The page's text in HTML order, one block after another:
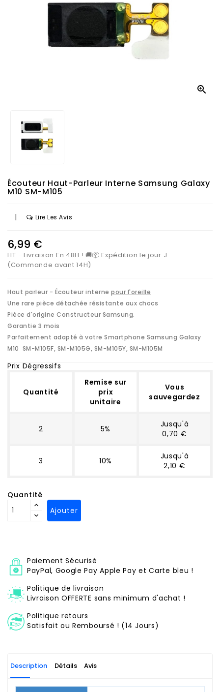

Écouteur Haut-Parleur Interne Samsung Galaxy
M10 SM-M105
| Lire Les Avis
6,99 €
HT
Livraison En 48H ! 🚚📦 Expédition le jour J
(Commande avant 14H)
Haut parleur - Écouteur interne pour l'oreille
Une rare pièce détachée résistante aux chocs
Pièce d'origine Constructeur Samsung.
Garantie 3 mois
Parfaitement adapté à votre Smartphone Samsung Galaxy
M10 SM-M105F, SM-M105G, SM-M105Y, SM-M105M
Prix Dégressifs
Quantité
Remise sur
prix
unitaire
Vous
sauvegardez
2 5%
Jusqu'à
0,70 €
3 10%
Jusqu'à
2,10 €
Quantité
Ajouter
Paiement Sécurisé
PayPal, Google Pay Apple Pay et Carte bleu !
Politique de livraison
Livraison OFFERTE sans minimum d'achat !
Politique retours
Satisfait ou Remboursé ! (14 Jours)
Description Détails Avis